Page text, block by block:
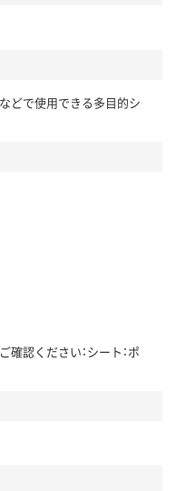
などで使用できる多目的シ
認ください：シート：ポ